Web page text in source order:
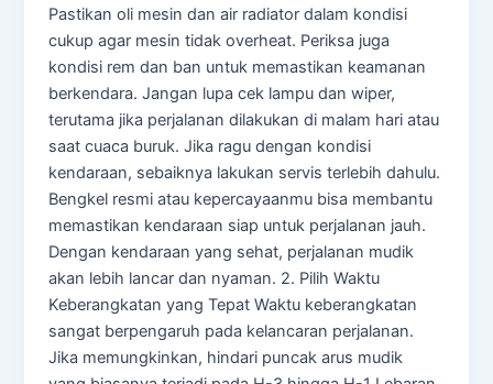
Pastikan oli mesin dan air radiator dalam kondisi
cukup agar mesin tidak overheat. Periksa juga
kondisi rem dan ban untuk memastikan keamanan
berkendara. Jangan lupa cek lampu dan wiper,
terutama jika perjalanan dilakukan di malam hari atau
saat cuaca buruk. Jika ragu dengan kondisi
kendaraan, sebaiknya lakukan servis terlebih dahulu.
Bengkel resmi atau kepercayaanmu bisa membantu
memastikan kendaraan siap untuk perjalanan jauh.
Dengan kendaraan yang sehat, perjalanan mudik
akan lebih lancar dan nyaman. 2. Pilih Waktu
Keberangkatan yang Tepat Waktu keberangkatan
sangat berpengaruh pada kelancaran perjalanan.
Jika memungkinkan, hindari puncak arus mudik